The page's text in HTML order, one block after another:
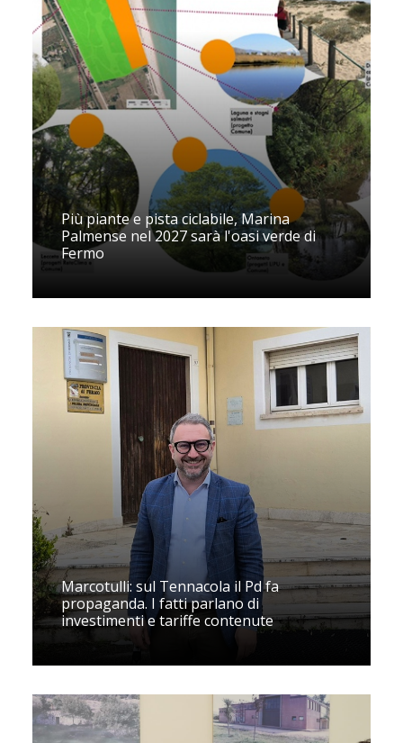
Più piante e pista ciclabile, Marina
Palmense nel 2027 sarà l'oasi verde di
Fermo
Marcotulli: sul Tennacola il Pd fa
propaganda. I fatti parlano di
investimenti e tariffe contenute